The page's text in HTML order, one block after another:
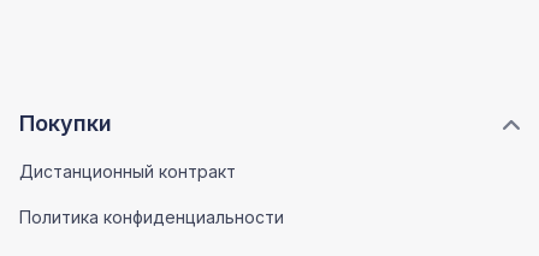
Покупки
Дистанционный контракт
Политика конфиденциальности